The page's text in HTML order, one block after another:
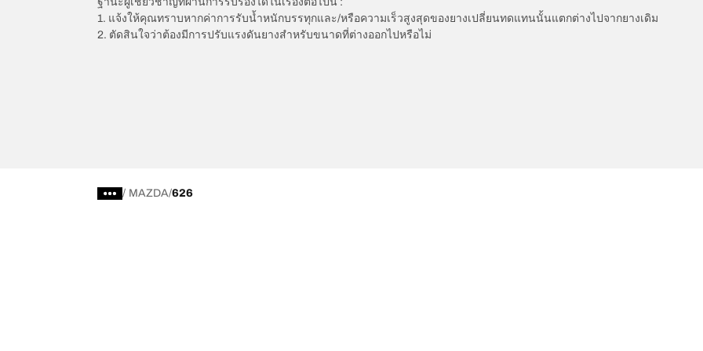
1. แจ้งให้คุณทราบหากค่าการรับน้ำหนักบรรทุกและ/หรือความเร็วสูงสุดของยางเปลี่ยนทดแทนนั้นแตกต่างไปจากยางเดิม
2. ตัดสินใจว่าต้องมีการปรับแรงดันยางสำหรับขนาดที่ต่างออกไปหรือไม่
/ MAZDA 626